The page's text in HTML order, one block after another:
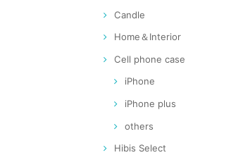
Candle
Home＆Interior
Cell phone case
iPhone
iPhone plus
others
Hibis Select